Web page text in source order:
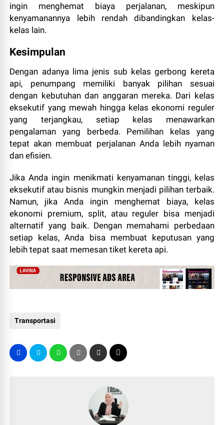
ingin menghemat biaya perjalanan, meskipun
kenyamanannya lebih rendah dibandingkan kelas-
kelas lain.
Kesimpulan
Dengan adanya lima jenis sub kelas gerbong kereta
api, penumpang memiliki banyak pilihan sesuai
dengan kebutuhan dan anggaran mereka. Dari kelas
eksekutif yang mewah hingga kelas ekonomi reguler
yang terjangkau, setiap kelas menawarkan
pengalaman yang berbeda. Pemilihan kelas yang
tepat akan membuat perjalanan Anda lebih nyaman
dan efisien.
Jika Anda ingin menikmati kenyamanan tinggi, kelas
eksekutif atau bisnis mungkin menjadi pilihan terbaik.
Namun, jika Anda ingin menghemat biaya, kelas
ekonomi premium, split, atau reguler bisa menjadi
alternatif yang baik. Dengan memahami perbedaan
setiap kelas, Anda bisa membuat keputusan yang
lebih tepat saat memesan tiket kereta api.
Transportasi